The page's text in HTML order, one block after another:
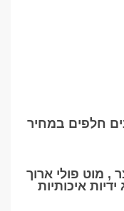
ל3 שנים מלאות + 5 שנים חלפים במחיר
, מוט פולי ארוך
איכותיות